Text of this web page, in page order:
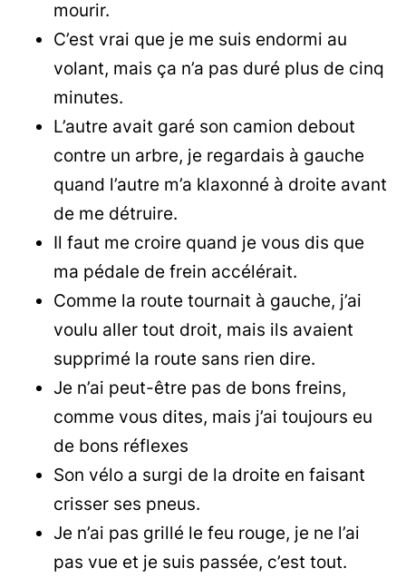
mourir.
C’est vrai que je me suis endormi au
volant, mais ça n’a pas duré plus de cinq
minutes.
L’autre avait garé son camion debout
contre un arbre, je regardais à gauche
quand l’autre m’a klaxonné à droite avant
de me détruire.
Il faut me croire quand je vous dis que
ma pédale de frein accélérait.
Comme la route tournait à gauche, j’ai
voulu aller tout droit, mais ils avaient
supprimé la route sans rien dire.
Je n’ai peut-être pas de bons freins,
comme vous dites, mais j’ai toujours eu
de bons réflexes
Son vélo a surgi de la droite en faisant
crisser ses pneus.
Je n’ai pas grillé le feu rouge, je ne l’ai
pas vue et je suis passée, c’est tout.